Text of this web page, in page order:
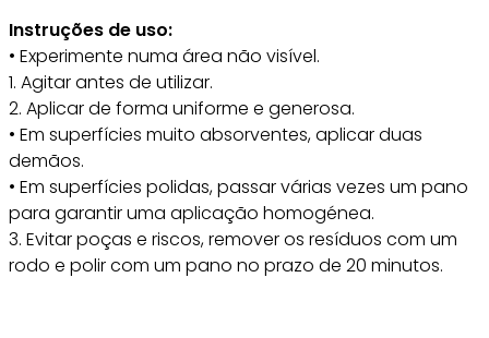
Instruções de uso:
• Experimente numa área não visível.
1. Agitar antes de utilizar.
2. Aplicar de forma uniforme e generosa.
• Em superfícies muito absorventes, aplicar duas
demãos.
• Em superfícies polidas, passar várias vezes um pano
para garantir uma aplicação homogénea.
3. Evitar poças e riscos, remover os resíduos com um
rodo e polir com um pano no prazo de 20 minutos.